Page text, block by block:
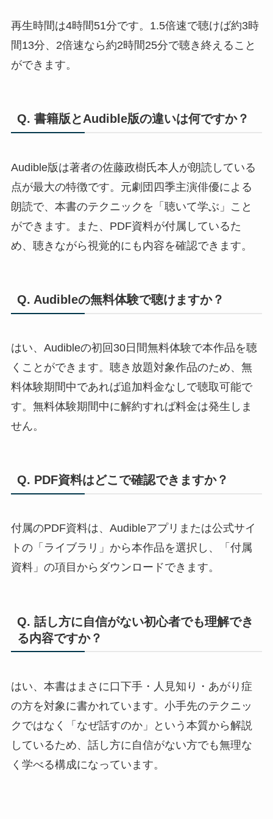
再生時間は4時間51分です。1.5倍速で聴けば約3時
間13分、2倍速なら約2時間25分で聴き終えること
ができます。
Q. 書籍版とAudible版の違いは何ですか？
Audible版は著者の佐藤政樹氏本人が朗読している
点が最大の特徴です。元劇団四季主演俳優による
朗読で、本書のテクニックを「聴いて学ぶ」こと
ができます。また、PDF資料が付属しているた
め、聴きながら視覚的にも内容を確認できます。
Q. Audibleの無料体験で聴けますか？
はい、Audibleの初回30日間無料体験で本作品を聴
くことができます。聴き放題対象作品のため、無
料体験期間中であれば追加料金なしで聴取可能で
す。無料体験期間中に解約すれば料金は発生しま
せん。
Q. PDF資料はどこで確認できますか？
付属のPDF資料は、Audibleアプリまたは公式サイ
トの「ライブラリ」から本作品を選択し、「付属
資料」の項目からダウンロードできます。
Q. 話し方に自信がない初心者でも理解でき
る内容ですか？
はい、本書はまさに口下手・人見知り・あがり症
の方を対象に書かれています。小手先のテクニッ
クではなく「なぜ話すのか」という本質から解説
しているため、話し方に自信がない方でも無理な
く学べる構成になっています。